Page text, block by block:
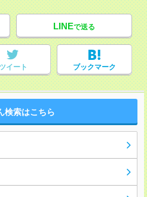
LINEで送る
ツイート ブックマーク
検索はこちら